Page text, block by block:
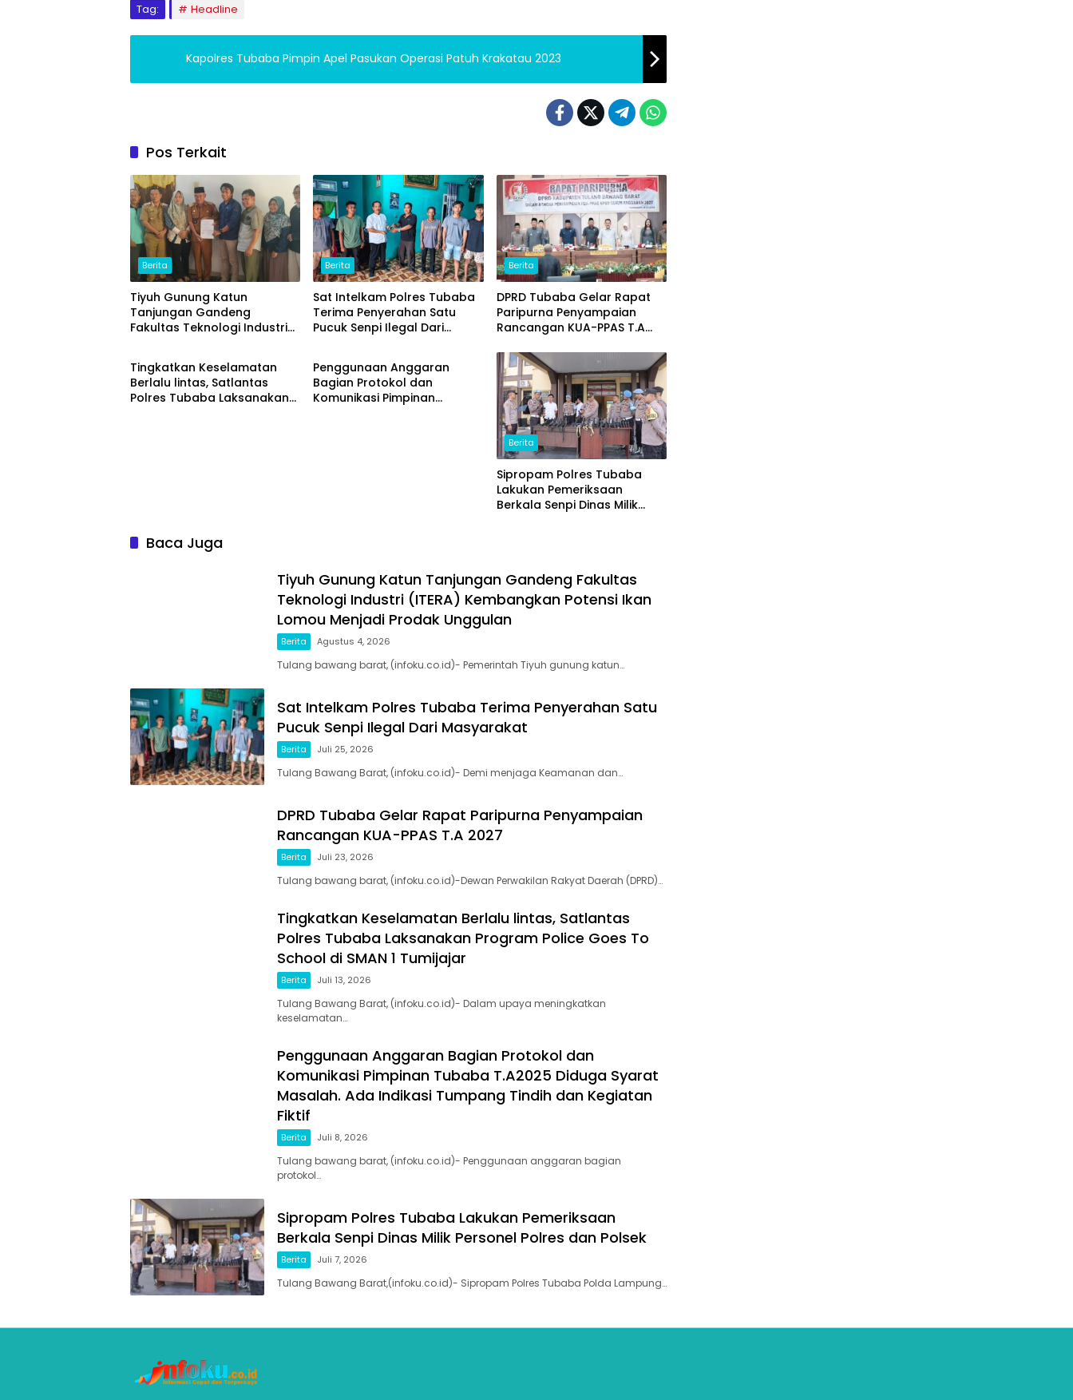
Tag: Headline
Kapolres Tubaba Pimpin Apel Pasukan Operasi Patuh Krakatau 2023
Pos Terkait
Berita
Tiyuh Gunung Katun
Tanjungan Gandeng
Fakultas Teknologi Industri
Unggulan
Berita
Sat Intelkam Polres Tubaba
Terima Penyerahan Satu
Pucuk Senpi Ilegal Dari
Berita
DPRD Tubaba Gelar Rapat
Paripurna Penyampaian
Rancangan KUA-PPAS T.A
Berita
Tingkatkan Keselamatan
Berlalu lintas, Satlantas
Polres Tubaba Laksanakan
Berita
Penggunaan Anggaran
Bagian Protokol dan
Komunikasi Pimpinan
Berita
Sipropam Polres Tubaba
Lakukan Pemeriksaan
Berkala Senpi Dinas Milik
Baca Juga
Tiyuh Gunung Katun Tanjungan Gandeng Fakultas
Teknologi Industri (ITERA) Kembangkan Potensi Ikan
Lomou Menjadi Prodak Unggulan
Berita Agustus 4, 2026
Tulang bawang barat, (infoku.co.id)- Pemerintah Tiyuh gunung katun…
Sat Intelkam Polres Tubaba Terima Penyerahan Satu
Pucuk Senpi Ilegal Dari Masyarakat
Berita Juli 25, 2026
Tulang Bawang Barat, (infoku.co.id)- Demi menjaga Keamanan dan…
DPRD Tubaba Gelar Rapat Paripurna Penyampaian
Rancangan KUA-PPAS T.A 2027
Berita Juli 23, 2026
Tulang bawang barat, (infoku.co.id)-Dewan Perwakilan Rakyat Daerah (DPRD)…
Tingkatkan Keselamatan Berlalu lintas, Satlantas
Polres Tubaba Laksanakan Program Police Goes To
School di SMAN 1 Tumijajar
Berita Juli 13, 2026
Tulang Bawang Barat, (infoku.co.id)- Dalam upaya meningkatkan
keselamatan…
Penggunaan Anggaran Bagian Protokol dan
Komunikasi Pimpinan Tubaba T.A2025 Diduga Syarat
Masalah. Ada Indikasi Tumpang Tindih dan Kegiatan
Fiktif
Berita Juli 8, 2026
Tulang bawang barat, (infoku.co.id)- Penggunaan anggaran bagian
protokol…
Sipropam Polres Tubaba Lakukan Pemeriksaan
Berkala Senpi Dinas Milik Personel Polres dan Polsek
Berita Juli 7, 2026
Tulang Bawang Barat,(infoku.co.id)- Sipropam Polres Tubaba Polda Lampung…